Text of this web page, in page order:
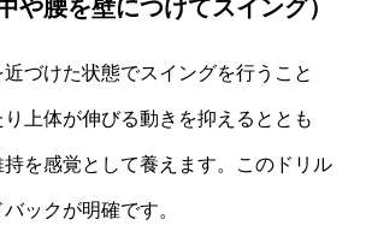
や腰を壁につけてスイング）
づけた状態でスイングを行うこと
上体が伸びる動きを抑えるととも
を感覚として養えます。このドリル
ックが明確です。